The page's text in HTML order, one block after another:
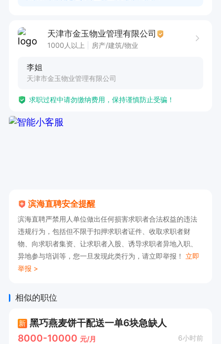
场与数据支持，对内协调生产 / 财务，对外衔接客
6.订单与合同管理、起草、审核、签订购销 / 采购
算、合规事宜、风险可控。
任职要求：
4. 工作严谨细致，责任心强，具备较强的风险识
别与问题解决能力。
5.工作时间：8:00-17:00 单休 五险一金
天津市金玉物业管理有限公司
1000人以上 房产/建筑/物业
李姐
天津市金玉物业管理有限公司
求职过程中请勿缴纳费用，保持谨慎防止受骗！
滨海直聘安全提醒
滨海直聘严禁用人单位做出任何损害求职者合法权益的违法
违规行为，包括但不限于扣押求职者证件、收取求职者财
物、向求职者集资、让求职者入股、诱导求职者异地入职、
异地参与培训等，您一旦发现此类行为，请立即举报！ 立即
举报 >
相似的职位
新 黑巧燕麦饼干配送一单6块急缺人
8000-10000 元/月 6小时前